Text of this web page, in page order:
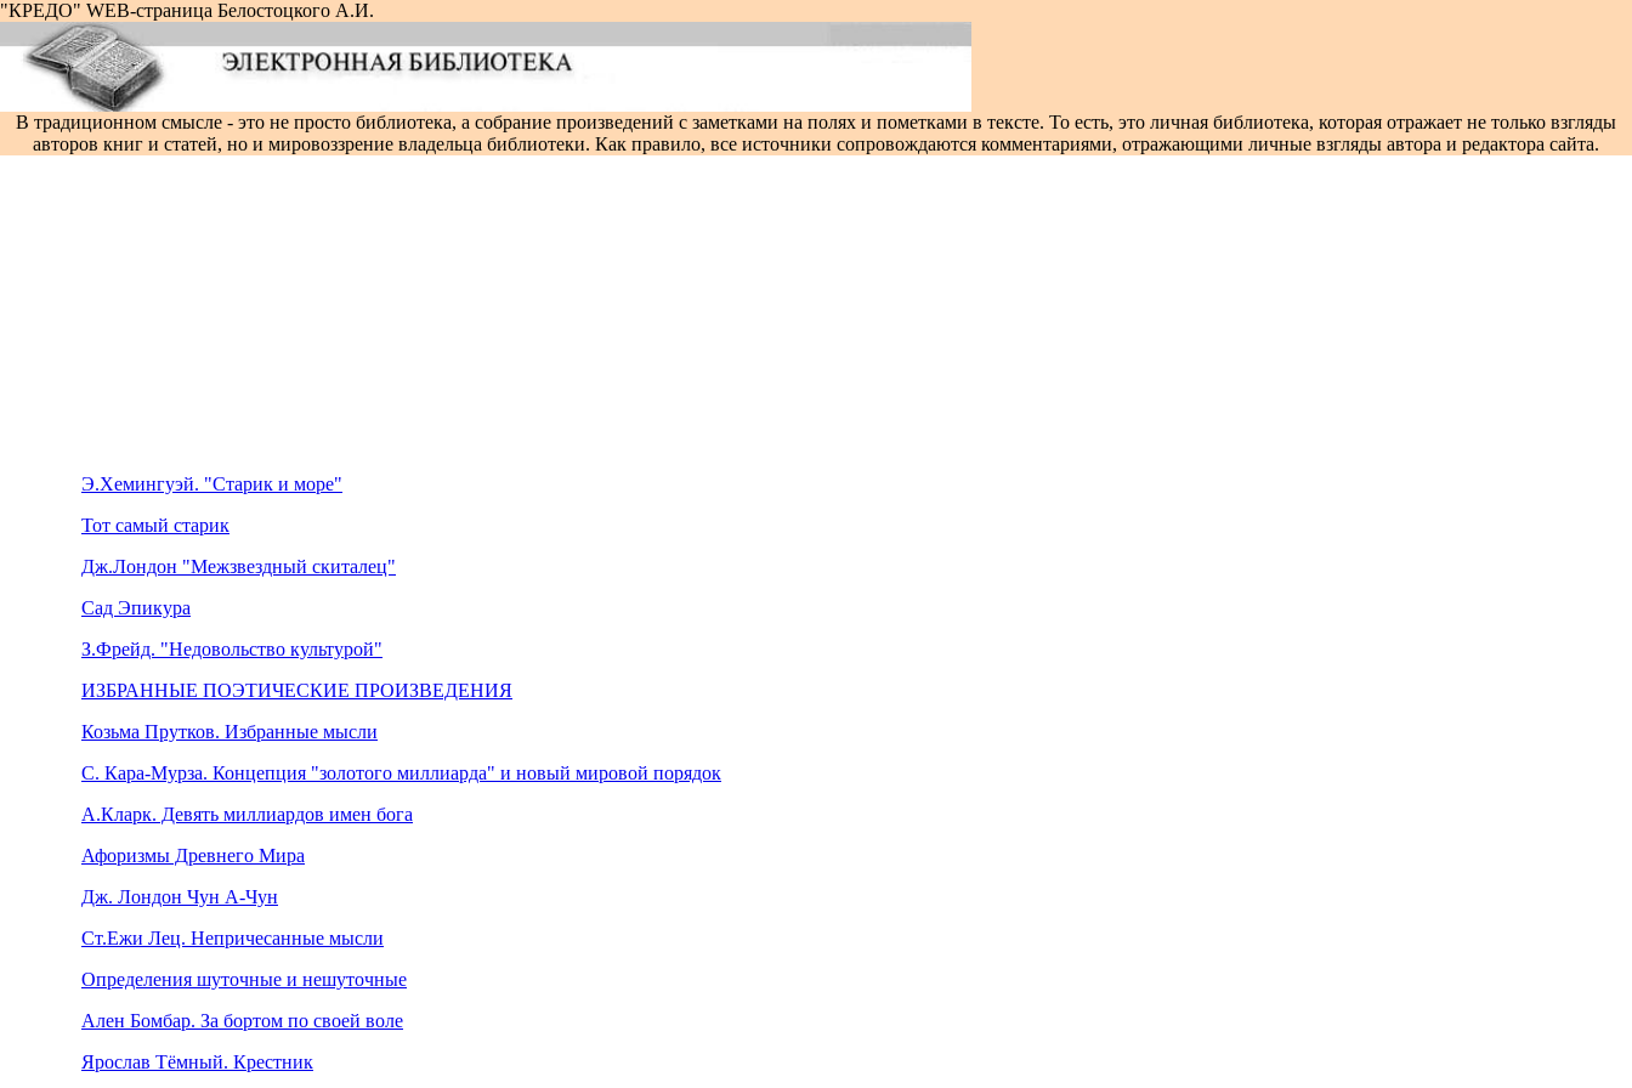
"КРЕДО" WEB-страница Белостоцкого А.И.
В традиционном смысле - это не просто библиотека, а собрание произведений с заметками на полях и пометками в тексте. То есть, это личная библиотека, которая отражает не только взгляды
авторов книг и статей, но и мировоззрение владельца библиотеки. Как правило, все источники сопровождаются комментариями, отражающими личные взгляды автора и редактора сайта.
Э.Хемингуэй. "Старик и море"
Тот самый старик
Дж.Лондон "Межзвездный скиталец"
Caд Эпикурa
З.Фрейд. "Недовольство культурой"
ИЗБРАННЫЕ ПОЭТИЧЕСКИЕ ПРОИЗВЕДЕНИЯ
Козьма Прутков. Избранные мысли
С. Кара-Мурза. Концепция "золотого миллиарда" и новый мировой порядок
А.Кларк. Девять миллиардов имен бога
Афоризмы Древнего Мира
Дж. Лондон Чун А-Чун
Ст.Ежи Лец. Непричесанные мысли
Определения шуточные и нешуточные
Ален Бомбар. За бортом по своей воле
Ярослав Тёмный. Крестник